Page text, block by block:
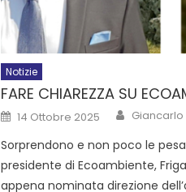
Notizie
FARE CHIAREZZA SU
14 Ottobre 2025 Giancarlo
Sorprendono e non poco le
presidente di Ecoambiente,
appena nominata direzione